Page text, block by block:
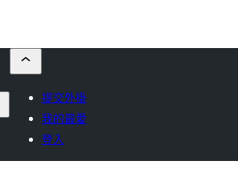
提交外掛
我的最愛
登入